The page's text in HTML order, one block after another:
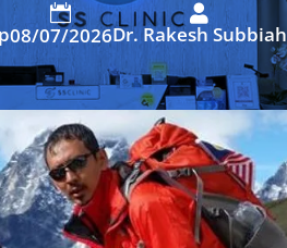

08/07/2026

Dr. Rakesh Subbiah